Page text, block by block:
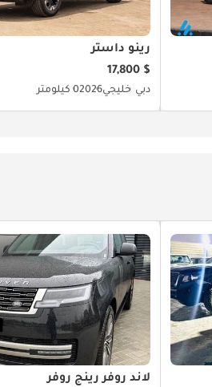
رينو داستر
$ 17,800
دبي خليجي20260 كيلومتر
لاند روفر رينج روفر